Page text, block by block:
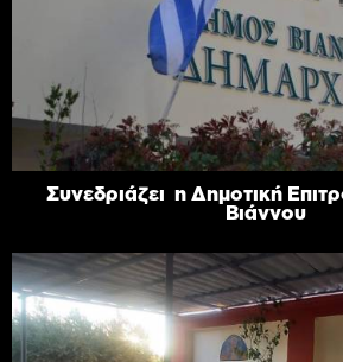
Συνεδριάζει η Δημοτική
Βιάννου